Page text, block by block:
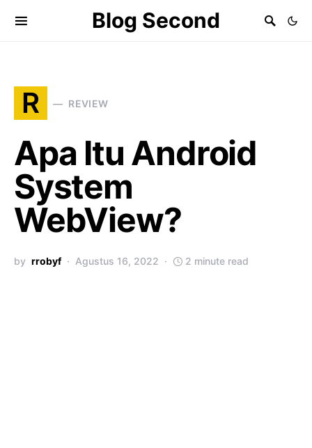
Blog Second
R REVIEW
Apa Itu Android
System
WebView?
by rrobyf Agustus 16, 2022 2 minute read